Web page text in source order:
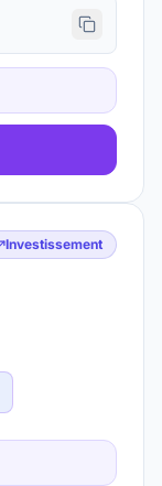
Investissement